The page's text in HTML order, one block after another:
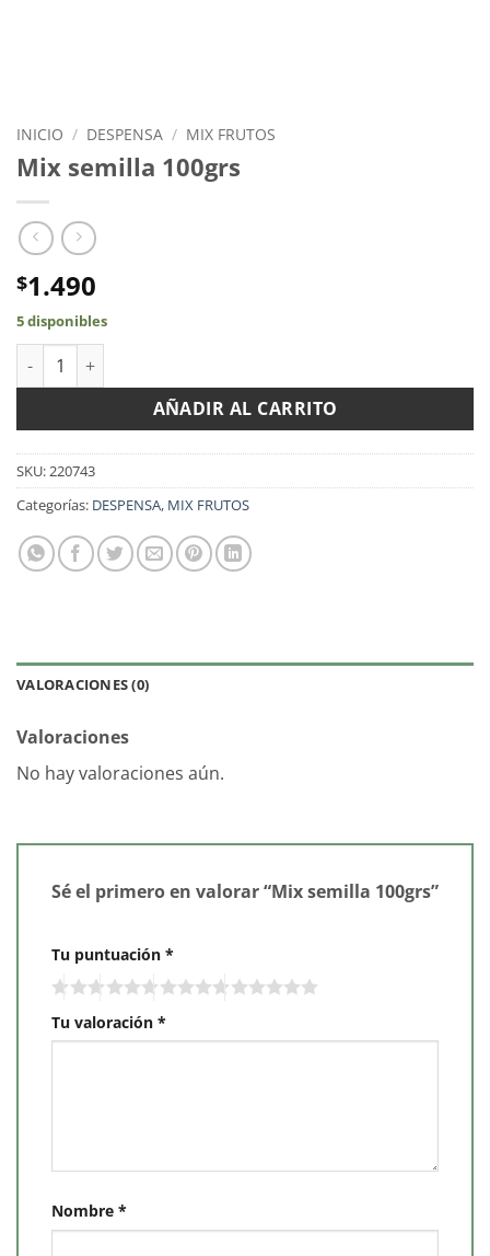
INICIO / DESPENSA / MIX FRUTOS
Mix semilla 100grs
$1.490
5 disponibles
Mix semilla 100grs cantidad
AÑADIR AL CARRITO
SKU:220743
Categorías: DESPENSA, MIX FRUTOS
VALORACIONES (0)
Valoraciones
No hay valoraciones aún.
Sé el primero en valorar “Mix semilla 100grs”
Tu puntuación *
Tu valoración *
Nombre *